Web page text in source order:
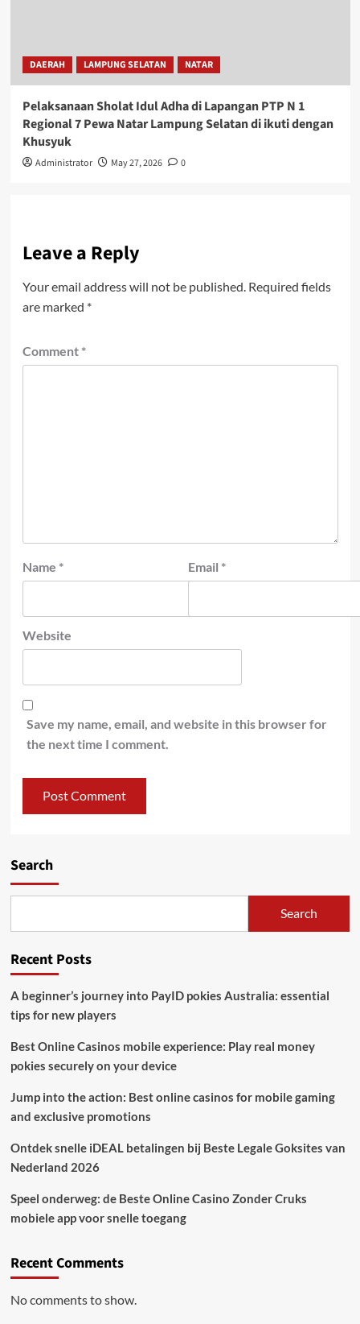
DAERAH LAMPUNG SELATAN NATAR
Pelaksanaan Sholat Idul Adha di Lapangan PTP N 1
Regional 7 Pewa Natar Lampung Selatan di ikuti dengan
Khusyuk
Administrator May 27, 2026 0
Leave a Reply
Your email address will not be published. Required fields
are marked *
Comment *
Name * Email *
Website
Save my name, email, and website in this browser for
the next time I comment.
Search
Search
Recent Posts
A beginner’s journey into PayID pokies Australia: essential
tips for new players
Best Online Casinos mobile experience: Play real money
pokies securely on your device
Jump into the action: Best online casinos for mobile gaming
and exclusive promotions
Ontdek snelle iDEAL betalingen bij Beste Legale Goksites van
Nederland 2026
Speel onderweg: de Beste Online Casino Zonder Cruks
mobiele app voor snelle toegang
Recent Comments
No comments to show.